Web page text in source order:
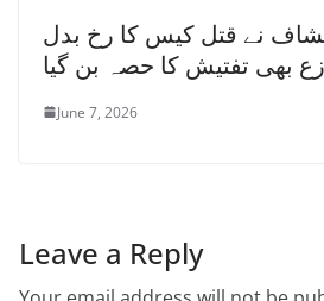
نے قتل کیس کا رخ بدل
بھی تفتیش کا حصہ بن گیا
June 7, 2026
Leave a Reply